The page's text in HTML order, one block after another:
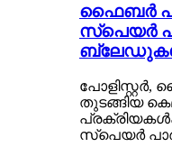
ഫൈബർ
സ്പെയർ
തുടങ്ങിയ
സ്പെയർ